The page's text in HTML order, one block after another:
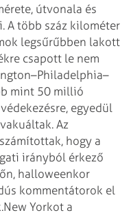
útvonala és
A több száz kilométer
legsűrűbben lakott
csapott le nem
mint 50 millió
egyedül
Az
hogy a
irányból érkező
halloweenkor
kommentátorok el
New Yorkot a